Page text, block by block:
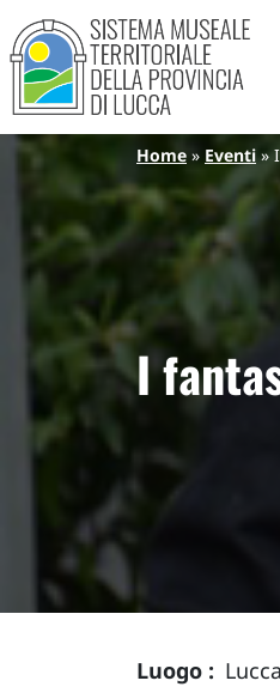
Salta al contenuto principale
Sistema
Navigazione principale
Briciole
Home Eventi I
I
Luogo